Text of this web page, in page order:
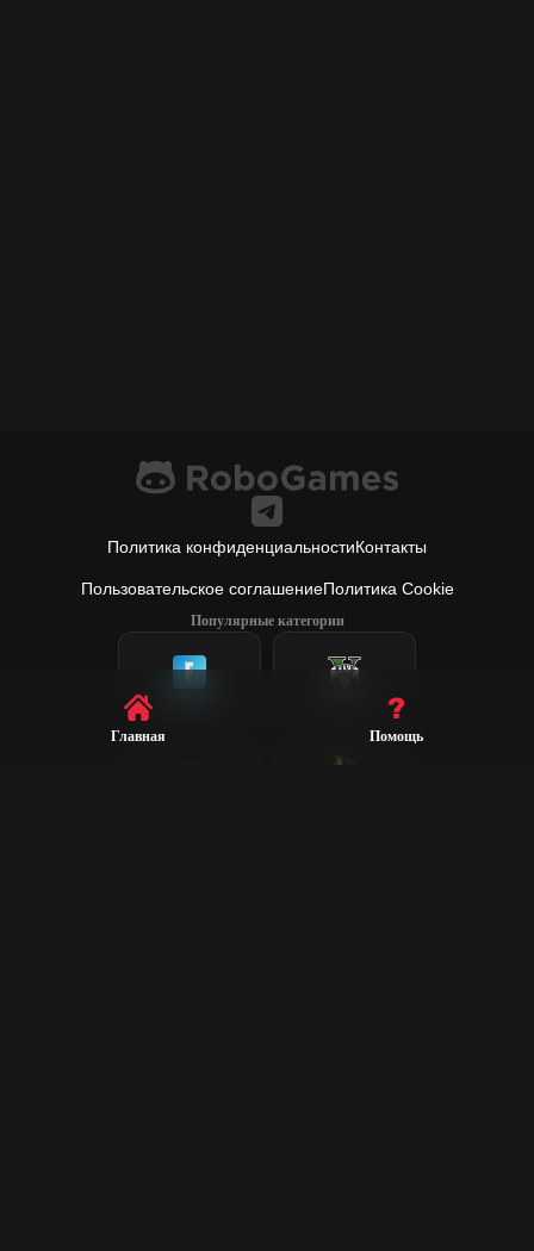
Политика конфиденциальностиКонтакты
Пользовательское соглашениеПолитика Cookie
Популярные категории
Главная Помощь